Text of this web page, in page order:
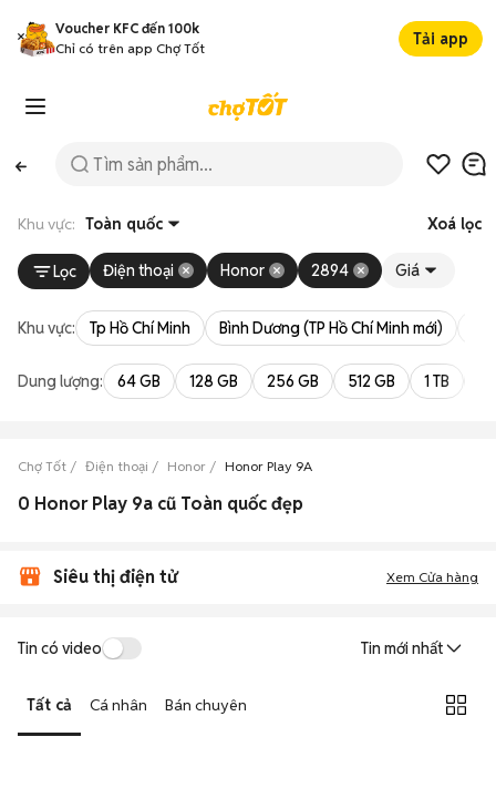
Voucher KFC đến 100k
Chỉ có trên app Chợ Tốt
Tải app
Khu vực: Toàn quốc Xoá lọc
Lọc Điện thoại Honor 2894 Giá
Khu vực: Tp Hồ Chí Minh Bình Dương (TP Hồ Chí Minh mới)
Dung lượng: 64 GB 128 GB 256 GB 512 GB 1 TB
Chợ Tốt Điện thoại Honor Honor Play 9A
0 Honor Play 9a cũ Toàn quốc đẹp
Siêu thị điện tử Xem Cửa hàng
Tin có video Tin mới nhất
Tất cả Cá nhân Bán chuyên